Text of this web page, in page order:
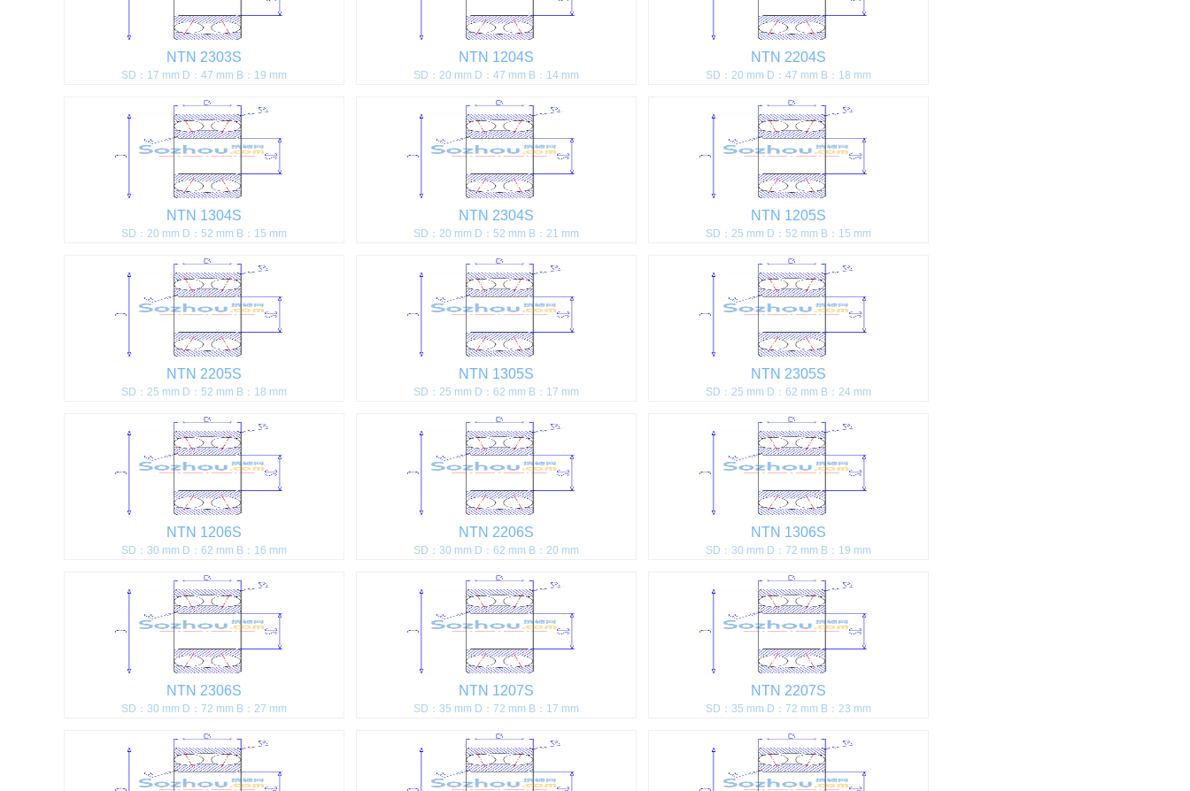
NTN 2303S
SD：17 mm D：47 mm B：19 mm
NTN 1204S
SD：20 mm D：47 mm B：14 mm
NTN 2204S
SD：20 mm D：47 mm B：18 mm
NTN 1304S
SD：20 mm D：52 mm B：15 mm
NTN 2304S
SD：20 mm D：52 mm B：21 mm
NTN 1205S
SD：25 mm D：52 mm B：15 mm
NTN 2205S
SD：25 mm D：52 mm B：18 mm
NTN 1305S
SD：25 mm D：62 mm B：17 mm
NTN 2305S
SD：25 mm D：62 mm B：24 mm
NTN 1206S
SD：30 mm D：62 mm B：16 mm
NTN 2206S
SD：30 mm D：62 mm B：20 mm
NTN 1306S
SD：30 mm D：72 mm B：19 mm
NTN 2306S
SD：30 mm D：72 mm B：27 mm
NTN 1207S
SD：35 mm D：72 mm B：17 mm
NTN 2207S
SD：35 mm D：72 mm B：23 mm